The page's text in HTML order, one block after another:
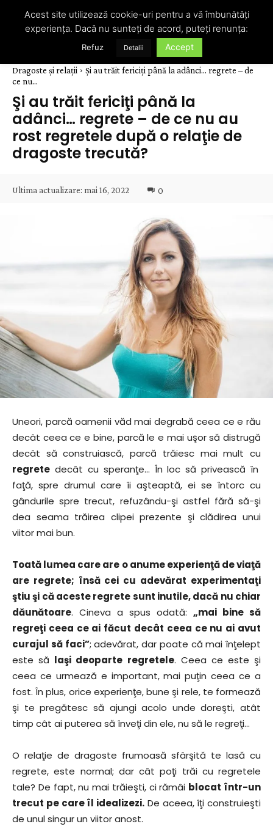
Dragoste și relații
Şi au trăit fericiţi până la adânci... regrete – de
ce nu...
Şi au trăit fericiţi până la
adânci… regrete – de ce nu au
rost regretele după o relaţie de
dragoste trecută?
Ultima actualizare: mai 16, 2022 0
Uneori, parcă oamenii văd mai degrabă ceea ce e rău
decât ceea ce e bine, parcă le e mai uşor să distrugă
decât să construiască, parcă trăiesc mai mult cu
regrete decât cu speranţe… În loc să privească în
faţă, spre drumul care îi aşteaptă, ei se întorc cu
gândurile spre trecut, refuzându-şi astfel fără să-şi
dea seama trăirea clipei prezente şi clădirea unui
viitor mai bun.
Toată lumea care are o anume experienţă de viaţă
are regrete; însă cei cu adevărat experimentaţi
ştiu şi că aceste regrete sunt inutile, dacă nu chiar
dăunătoare. Cineva a spus odată: „mai bine să
regreţi ceea ce ai făcut decât ceea ce nu ai avut
curajul să faci”; adevărat, dar poate că mai înţelept
este să laşi deoparte regretele. Ceea ce este şi
ceea ce urmează e important, mai puţin ceea ce a
fost. În plus, orice experienţe, bune şi rele, te formează
şi te pregătesc să ajungi acolo unde doreşti, atât
timp cât ai puterea să înveţi din ele, nu să le regreţi…
O relaţie de dragoste frumoasă sfârşită te lasă cu
regrete, este normal; dar cât poţi trăi cu regretele
tale? De fapt, nu mai trăieşti, ci rămâi blocat într-un
trecut pe care îl idealizezi. De aceea, îţi construieşti
de unul singur un viitor anost.
Acest site utilizează cookie-uri pentru a vă îmbunătăți
experiența. Dacă nu sunteți de acord, puteți renunța:
Refuz Detalii Accept